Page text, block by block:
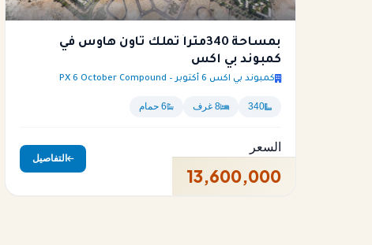
بمساحة 340متراً تملك تاون هاوس في
كمبوند بي اكس
كمبوند بي اكس 6 أكتوبر – PX 6 October Compound
340 8 غرف 6 حمام
السعر
13,600,000
التفاصيل